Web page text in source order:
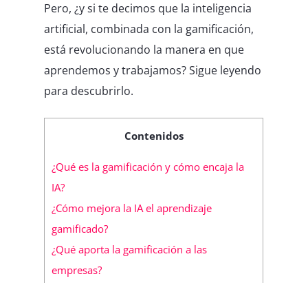
Pero, ¿y si te decimos que la inteligencia
artificial, combinada con la gamificación,
está revolucionando la manera en que
aprendemos y trabajamos? Sigue leyendo
para descubrirlo.
Contenidos
¿Qué es la gamificación y cómo encaja la
IA?
¿Cómo mejora la IA el aprendizaje
gamificado?
¿Qué aporta la gamificación a las
empresas?